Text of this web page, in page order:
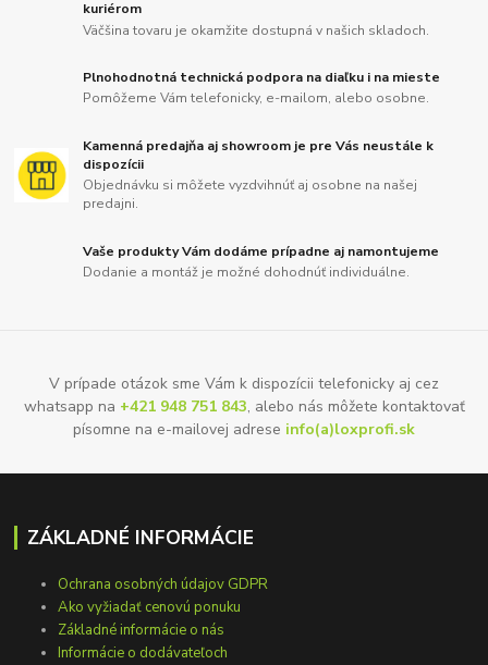
kuriérom
Väčšina tovaru je okamžite dostupná v našich skladoch.
Plnohodnotná technická podpora na diaľku i na mieste
Pomôžeme Vám telefonicky, e-mailom, alebo osobne.
Kamenná predajňa aj showroom je pre Vás neustále k
dispozícii
Objednávku si môžete vyzdvihnúť aj osobne na našej
predajni.
Vaše produkty Vám dodáme prípadne aj namontujeme
Dodanie a montáž je možné dohodnúť individuálne.
V prípade otázok sme Vám k dispozícii telefonicky aj cez
whatsapp na +421 948 751 843, alebo nás môžete kontaktovať
písomne na e-mailovej adrese info(a)loxprofi.sk
ZÁKLADNÉ INFORMÁCIE
Ochrana osobných údajov GDPR
Ako vyžiadať cenovú ponuku
Základné informácie o nás
Informácie o dodávateľoch